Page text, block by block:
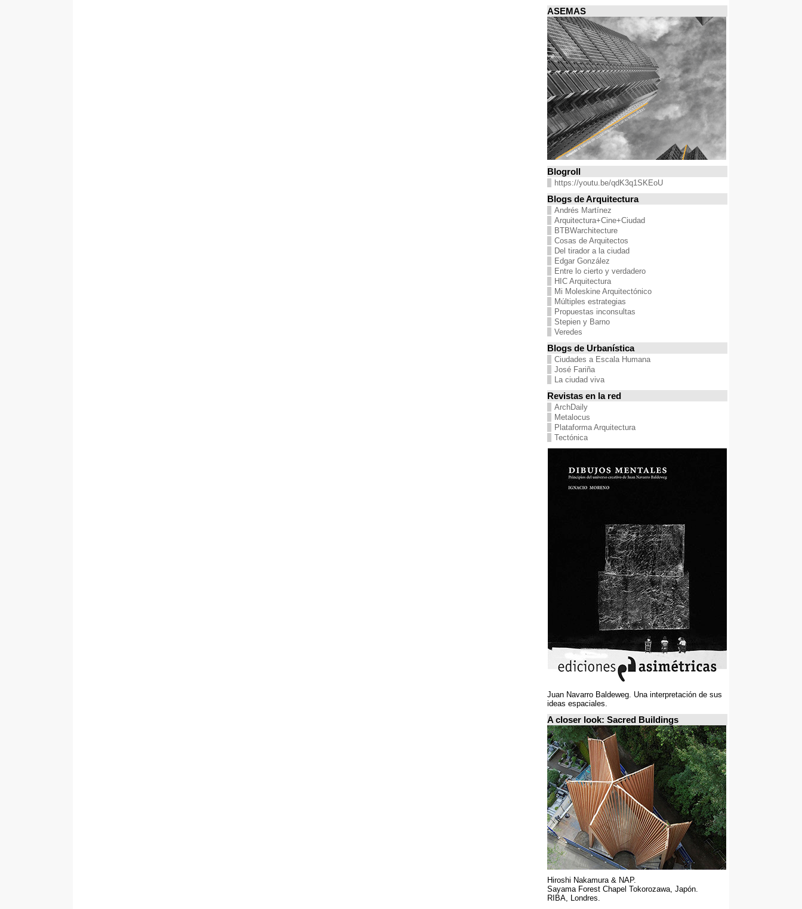
ASEMAS
Blogroll
https://youtu.be/qdK3q1SKEoU
Blogs de Arquitectura
Andrés Martínez
Arquitectura+Cine+Ciudad
BTBWarchitecture
Cosas de Arquitectos
Del tirador a la ciudad
Edgar González
Entre lo cierto y verdadero
HIC Arquitectura
Mi Moleskine Arquitectónico
Múltiples estrategias
Propuestas inconsultas
Stepien y Barno
Veredes
Blogs de Urbanística
Ciudades a Escala Humana
José Fariña
La ciudad viva
Revistas en la red
ArchDaily
Metalocus
Plataforma Arquitectura
Tectónica
Juan Navarro Baldeweg. Una interpretación de sus
ideas espaciales.
A closer look: Sacred Buildings
Hiroshi Nakamura & NAP.
Sayama Forest Chapel Tokorozawa, Japón.
RIBA, Londres.